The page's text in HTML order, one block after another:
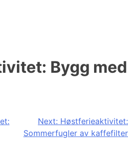
Bygg med
Next: Høstferieaktivitet:
Sommerfugler av kaffefilter